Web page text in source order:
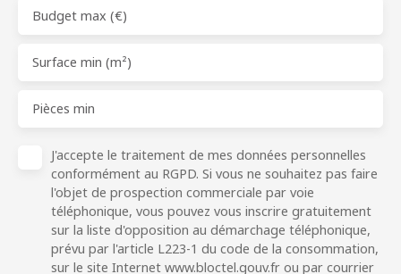
Budget max (€)
Surface min (m²)
Pièces min
J'accepte le traitement de mes données personnelles
conformément au RGPD. Si vous ne souhaitez pas faire
l'objet de prospection commerciale par voie
téléphonique, vous pouvez vous inscrire gratuitement
sur la liste d'opposition au démarchage téléphonique,
prévu par l'article L223-1 du code de la consommation,
sur le site Internet www.bloctel.gouv.fr ou par courrier